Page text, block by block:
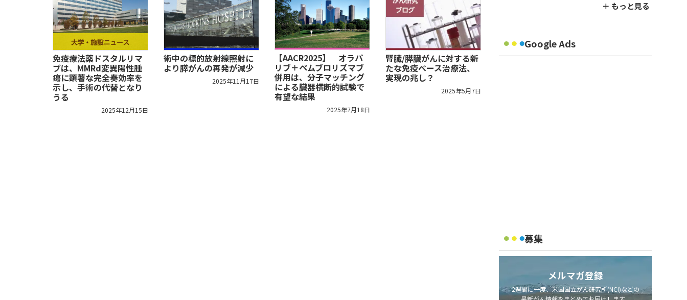
免疫療法薬ドスタルリマ
ブは、MMRd変異陽性腫
瘍に顕著な完全奏効率を
示し、手術の代替となり
うる
2025年12月15日
術中の標的放射線照射に
より膵がんの再発が減少
2025年11月17日
【AACR2025】 オラパ
リブ＋ペムブロリズマブ
併用は、分子マッチング
による臓器横断的試験で
有望な結果
2025年7月18日
腎臓/膵臓がんに対する新
たな免疫ベース治療法、
実現の兆し？
2025年5月7日
＋ もっと見る
Google Ads
募集
メルマガ登録
2週間に一度、米国国立がん研究所(NCI)などの